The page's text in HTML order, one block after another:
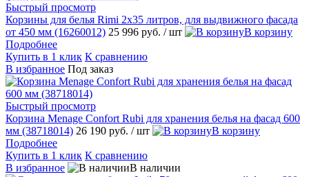
Быстрый просмотр
Корзины для белья Rimi 2х35 литров, для выдвижного фасада
от 450 мм (16260012) 25 996 руб. / шт
В корзину
Подробнее
Купить в 1 клик К сравнению
В избранное Под заказ
Быстрый просмотр
Корзина Menage Confort Rubi для хранения белья на фасад 600
мм (38718014) 26 190 руб. / шт
В корзину
Подробнее
Купить в 1 клик К сравнению
В избранное
В наличии